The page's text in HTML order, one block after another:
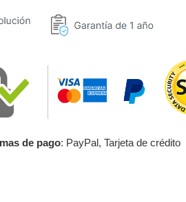
de pago: PayPal, Tarjeta de crédito